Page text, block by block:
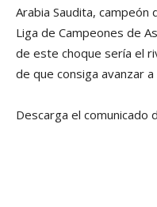
Arabia Saudita, campeón
Liga de Campeones de
de este choque sería el
de que consiga avanzar
Descarga el comunicado